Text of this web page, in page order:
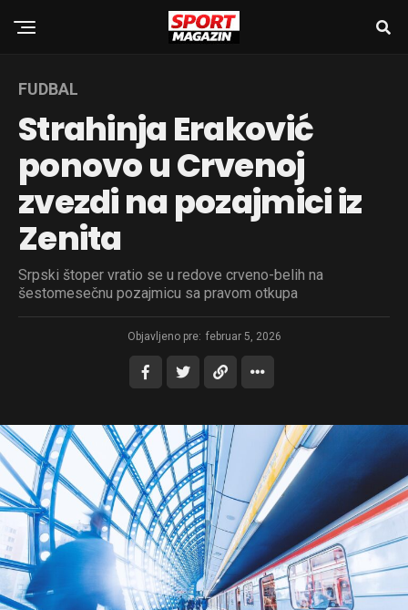
FUDBAL
Strahinja Eraković
ponovo u Crvenoj
zvezdi na pozajmici iz
Zenita
Srpski štoper vratio se u redove crveno-belih na
šestomesečnu pozajmicu sa pravom otkupa
Objavljeno pre: februar 5, 2026